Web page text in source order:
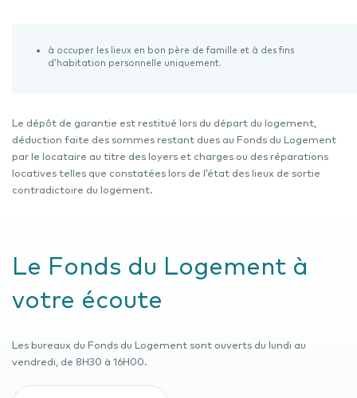
à occuper les lieux en bon père de famille et à des fins
d’habitation personnelle uniquement.
Le dépôt de garantie est restitué lors du départ du logement,
déduction faite des sommes restant dues au Fonds du Logement
par le locataire au titre des loyers et charges ou des réparations
locatives telles que constatées lors de l’état des lieux de sortie
contradictoire du logement.
Le Fonds du Logement à
votre écoute
Les bureaux du Fonds du Logement sont ouverts du lundi au
vendredi, de 8H30 à 16H00.